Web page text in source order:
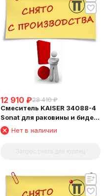
12 910 ₽28 410 ₽
Смеситель KAISER 34088-4
Sonat для раковины и биде,
белыйНет в наличии